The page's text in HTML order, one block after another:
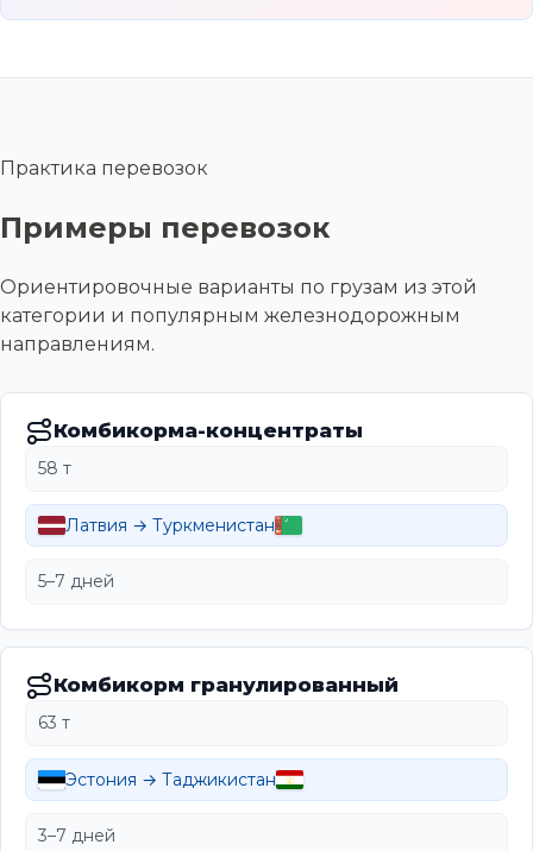
Практика перевозок
Примеры перевозок
Ориентировочные варианты по грузам из этой
категории и популярным железнодорожным
направлениям.
Комбикорма-концентраты
58 т
Латвия → Туркменистан
5–7 дней
Комбикорм гранулированный
63 т
Эстония → Таджикистан
3–7 дней